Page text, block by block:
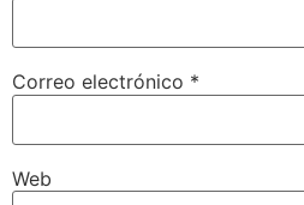
Correo electrónico *
Web